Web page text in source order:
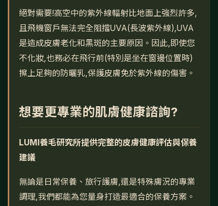
絕對需要!高空中的紫外線輻射比地面上強烈許多,
且飛機窗戶無法完全阻擋UVA(長波紫外線),UVA
是造成皮膚老化和黑斑的主要原因。因此,即使您
不化妝,也務必在飛行前(特別是坐在窗邊位置時)
擦上足夠的防曬乳,保護皮膚免於紫外線的傷害。
想要更專業的肌膚健康諮詢?
LUMI養毛研究所提供完整的皮膚健康評估與保養
建議
無論是日常保養、旅行護膚,還是特殊膚況的專業
調理,我們都能為您量身打造最適合的保養方案。